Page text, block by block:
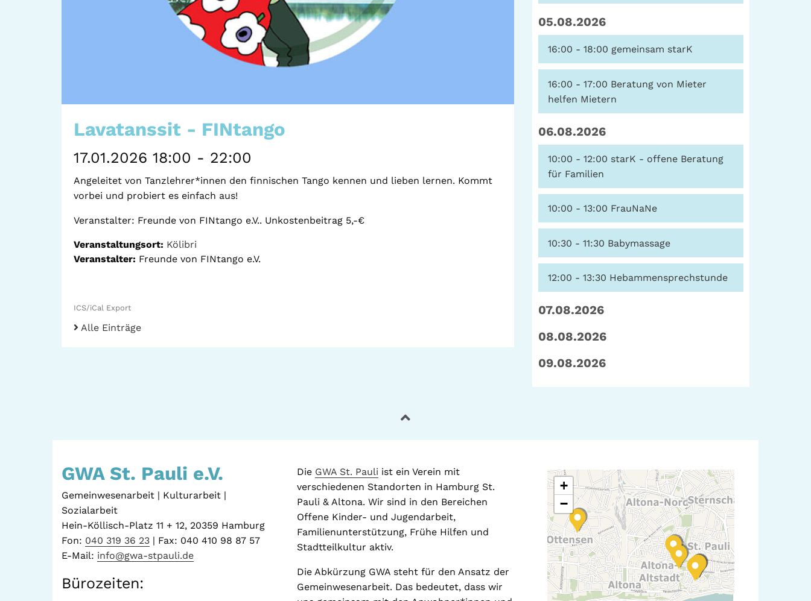
Kalender Datenschutz
Lavatanssit - FINtango
17.01.2026 18:00 - 22:00
Angeleitet von Tanzlehrer*innen den finnischen Tango kennen und lieben lernen. Kommt
vorbei und probiert es einfach aus!
Veranstalter: Freunde von FINtango e.V.. Unkostenbeitrag 5,-€
Veranstaltungsort: Kölibri
Veranstalter: Freunde von FINtango e.V.
ICS/iCal Export
Alle Einträge
05.08.2026
16:00 - 18:00 gemeinsam starK
16:00 - 17:00 Beratung von Mieter
helfen Mietern
06.08.2026
10:00 - 12:00 starK - offene Beratung
für Familien
10:00 - 13:00 FrauNaNe
10:30 - 11:30 Babymassage
12:00 - 13:30 Hebammensprechstunde
07.08.2026
08.08.2026
09.08.2026
GWA St. Pauli e.V.
Gemeinwesenarbeit | Kulturarbeit |
Sozialarbeit
Hein-Köllisch-Platz 11 + 12, 20359 Hamburg
Fon: 040 319 36 23 | Fax: 040 410 98 87 57
E-Mail: info@gwa-stpauli.de
Bürozeiten:
Die GWA St. Pauli ist ein Verein mit
verschiedenen Standorten in Hamburg St.
Pauli & Altona. Wir sind in den Bereichen
Offene Kinder- und Jugendarbeit,
Familienunterstützung, Frühe Hilfen und
Stadtteilkultur aktiv.
Die Abkürzung GWA steht für den Ansatz der
Gemeinwesenarbeit. Das bedeutet, dass wir
+
−